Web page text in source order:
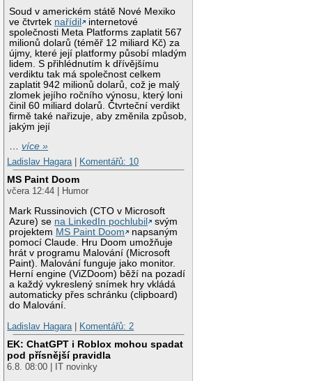
Soud v americkém státě Nové Mexiko
ve čtvrtek nařídil
internetové
společnosti Meta Platforms zaplatit 567
milionů dolarů (téměř 12 miliard Kč) za
újmy, které její platformy působí mladým
lidem. S přihlédnutím k dřívějšímu
verdiktu tak má společnost celkem
zaplatit 942 milionů dolarů, což je malý
zlomek jejího ročního výnosu, který loni
činil 60 miliard dolarů. Čtvrteční verdikt
firmě také nařizuje, aby změnila způsob,
jakým její
…více »
Ladislav Hagara
Komentářů: 10
MS Paint Doom
včera 12:44 | Humor
Mark Russinovich (CTO v Microsoft
Azure) se na LinkedIn pochlubil
svým
projektem MS Paint Doom
napsaným
pomocí Claude. Hru Doom umožňuje
hrát v programu Malování (Microsoft
Paint). Malování funguje jako monitor.
Herní engine (ViZDoom) běží na pozadí
a každý vykreslený snímek hry vkládá
automaticky přes schránku (clipboard)
do Malování.
Ladislav Hagara
Komentářů: 2
EK: ChatGPT i Roblox mohou spadat
pod přísnější pravidla
6.8. 08:00 | IT novinky